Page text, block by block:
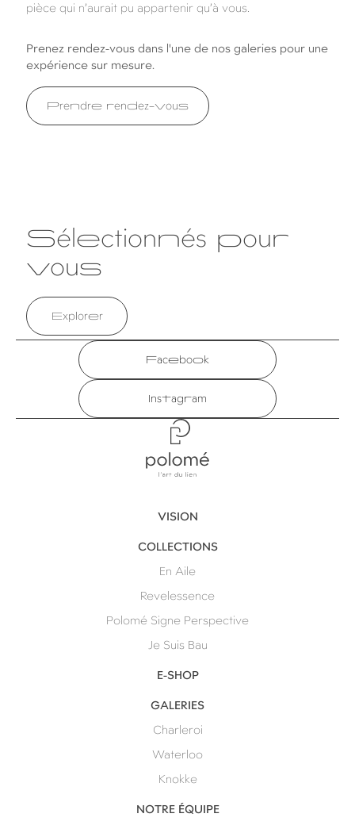
pièce qui n’aurait pu appartenir qu’à vous.
Prenez rendez-vous dans l'une de nos galeries pour une
expérience sur mesure.
Prendre rendez-vous
Sélectionnés pour
vous
Explorer
Facebook
Instagram
VISION
COLLECTIONS
En Aile
Revelessence
Polomé Signe Perspective
Je Suis Bau
E-SHOP
GALERIES
Charleroi
Waterloo
Knokke
NOTRE ÉQUIPE